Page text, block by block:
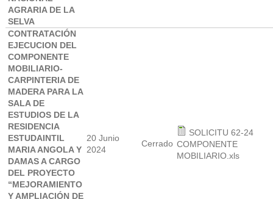
AGRARIA DE LA
SELVA
CONTRATACIÓN
EJECUCION DEL
COMPONENTE
MOBILIARIO-
CARPINTERIA DE
MADERA PARA LA
SALA DE
ESTUDIOS DE LA
RESIDENCIA
ESTUDAINTIL
MARIA ANGOLA Y
DAMAS A CARGO
DEL PROYECTO
“MEJORAMIENTO
Y AMPLIACIÓN DE
20 Junio
2024
Cerrado
SOLICITU 62-24
COMPONENTE
MOBILIARIO.xls